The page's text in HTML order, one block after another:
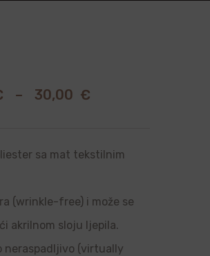
– 30,00 €
sa mat tekstilnim
(wrinkle-free) i može se
akrilnom sloju ljepila.
neraspadljivo (virtually